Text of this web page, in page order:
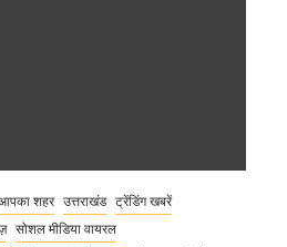
शहर उत्तराखंड
ट्रेंडिंग खबरें
सोशल मीडिया वायरल